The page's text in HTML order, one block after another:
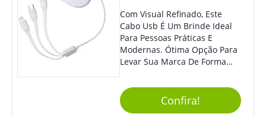
Com Visual Refinado, Este
Cabo Usb É Um Brinde Ideal
Para Pessoas Práticas E
Modernas. Ótima Opção Para
Levar Sua Marca De Forma
Sua Empresa Em Eventos,
Reuniões Corporativas Ou Até
Mesmo Para Presentear
Confira!